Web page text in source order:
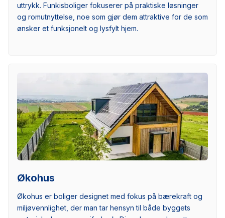
uttrykk. Funkisboliger fokuserer på praktiske løsninger
og romutnyttelse, noe som gjør dem attraktive for de som
ønsker et funksjonelt og lysfylt hjem.
Økohus
Økohus er boliger designet med fokus på bærekraft og
miljøvennlighet, der man tar hensyn til både byggets